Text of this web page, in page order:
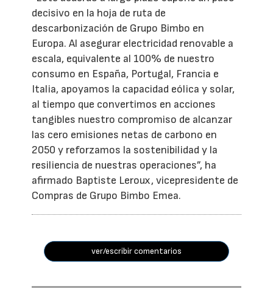
decisivo en la hoja de ruta de
descarbonización de Grupo Bimbo en
Europa. Al asegurar electricidad renovable a
escala, equivalente al 100% de nuestro
consumo en España, Portugal, Francia e
Italia, apoyamos la capacidad eólica y solar,
al tiempo que convertimos en acciones
tangibles nuestro compromiso de alcanzar
las cero emisiones netas de carbono en
2050 y reforzamos la sostenibilidad y la
resiliencia de nuestras operaciones”, ha
afirmado Baptiste Leroux, vicepresidente de
Compras de Grupo Bimbo Emea.
ver/escribir comentarios